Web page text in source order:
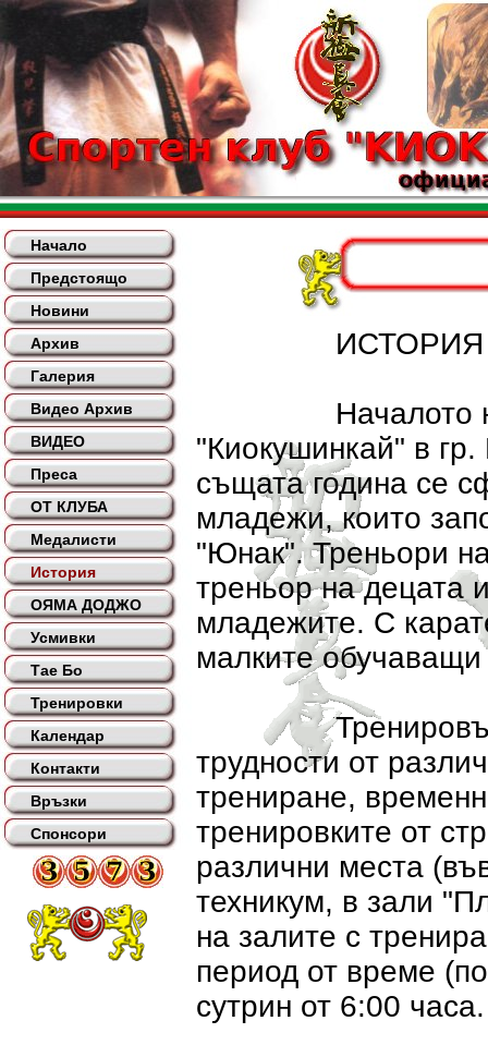
Начало
Предстоящо
Новини
Архив
Галерия
Видео Архив
ВИДЕО
Преса
ОТ КЛУБА
Медалисти
История
ОЯМА ДОДЖО
Усмивки
Тае Бо
Тренировки
Календар
Контакти
Връзки
Спонсори
ИСТОРИЯ
Началото на
"Киокушинкай" в
същата година се
младежи, които
"Юнак". Треньори
треньор на децата
младежите. С
малките
трудности от
трениране,
тренировките от
различни места
техникум, в зали
на залите с
период от време
сутрин от 6:00 часа.